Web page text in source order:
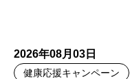
2026年08月03日
健康応援キャンペーン